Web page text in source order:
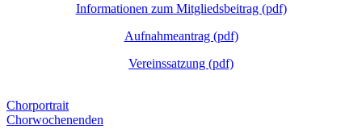
Informationen zum Mitgliedsbeitrag (pdf)
Aufnahmeantrag (pdf)
Vereinssatzung (pdf)
Chorportrait
Chorwochenenden